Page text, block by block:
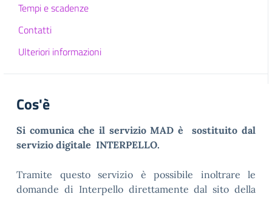
Tempi e scadenze
Contatti
Ulteriori informazioni
Cos'è
Si comunica che il servizio MAD è sostituito dal
servizio digitale INTERPELLO.
Tramite questo servizio è possibile inoltrare le
domande di Interpello direttamente dal sito della